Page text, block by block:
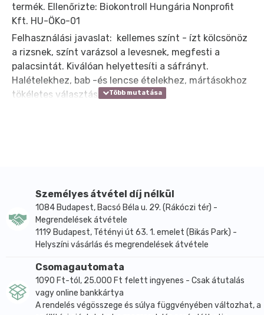
termék. Ellenőrizte: Biokontroll Hungária Nonprofit
Kft. HU-ÖKo-01
Felhasználási javaslat: kellemes színt - ízt kölcsönöz
a rizsnek, színt varázsol a levesnek, megfesti a
palacsintát. Kiválóan helyettesíti a sáfrányt.
Halételekhez, bab -és lencse ételekhez, mártásokhoz
tökéletes választás.
Személyes átvétel díj nélkül
1084 Budapest, Bacsó Béla u. 29. (Rákóczi tér) -
Megrendelések átvétele
1119 Budapest, Tétényi út 63. 1. emelet (Bikás Park) -
Helyszíni vásárlás és megrendelések átvétele
Csomagautomata
1090 Ft-tól, 25.000 Ft felett ingyenes - Csak átutalás
vagy online bankkártya
A rendelés végösszege és súlya függvényében változhat, a